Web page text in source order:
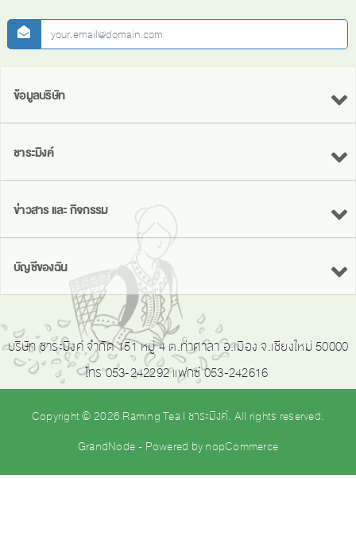
newsletter
ข้อมูลบริษัท
ชาระมิงค์
ข่าวสาร และ กิจกรรม
บัญชีของฉัน
บริษัท ชาระมิงค์ จำกัด 151 หมู่ 4 ต.ท่าศาลา อ.เมือง จ.เชียงใหม่ 50000
โทร 053-242292 แฟกซ์ 053-242616
Copyright © 2026 Raming Tea | ชาระมิงค์. All rights reserved.
GrandNode- Powered bynopCommerce